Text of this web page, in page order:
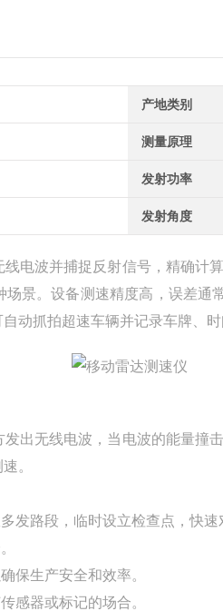
产地类别
测量原理
发射功率
发射角度
电波并捕捉反射信号，精确计
景。设备测速精度高，误差通
动抓拍超速车辆并记录车牌、时
出无线电波，当电波的能量撞
。
发路段，临时设立检查点，快速
保生产安全和效率。
感器或标记的场合。